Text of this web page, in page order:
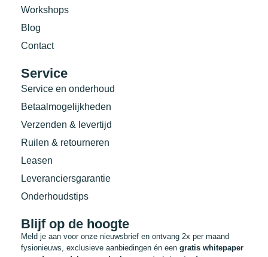
Workshops
Blog
Contact
Service
Service en onderhoud
Betaalmogelijkheden
Verzenden & levertijd
Ruilen & retourneren
Leasen
Leveranciersgarantie
Onderhoudstips
Blijf op de hoogte
Meld je aan voor onze nieuwsbrief en ontvang 2x per maand
fysionieuws, exclusieve aanbiedingen én een gratis whitepaper